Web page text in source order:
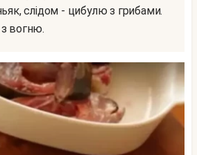
слідом - цибулю з грибами.
вогню.